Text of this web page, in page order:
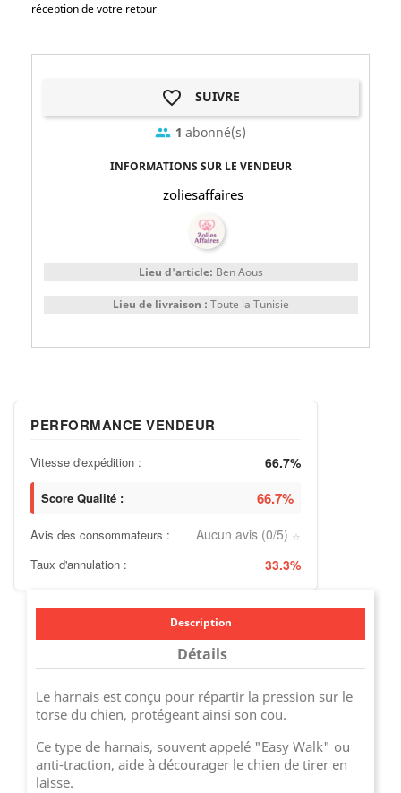
réception de votre retour
favorite_border SUIVRE
group 1 abonné(s)
INFORMATIONS SUR LE VENDEUR
zoliesaffaires
Lieu d'article: Ben Aous
Lieu de livraison : Toute la Tunisie
PERFORMANCE VENDEUR
Vitesse d'expédition : 66.7%
Score Qualité : 66.7%
Avis des consommateurs : Aucun avis (0/5) ⭐
Taux d'annulation : 33.3%
Description
Détails
Le harnais est conçu pour répartir la pression sur le
torse du chien, protégeant ainsi son cou.
Ce type de harnais, souvent appelé "Easy Walk" ou
anti-traction, aide à décourager le chien de tirer en
laisse.